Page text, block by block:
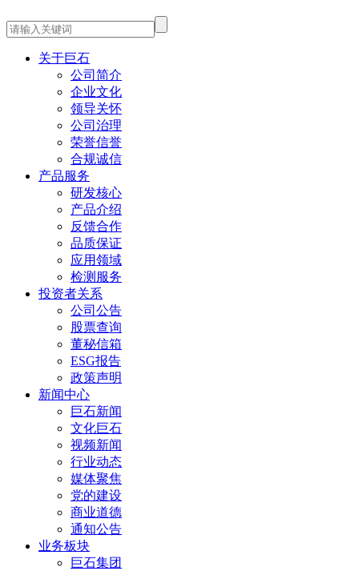
关于巨石
公司简介
企业文化
领导关怀
公司治理
荣誉信誉
合规诚信
产品服务
研发核心
产品介绍
反馈合作
品质保证
应用领域
检测服务
投资者关系
公司公告
股票查询
董秘信箱
ESG报告
政策声明
新闻中心
巨石新闻
文化巨石
视频新闻
行业动态
媒体聚焦
党的建设
商业道德
通知公告
业务板块
巨石集团